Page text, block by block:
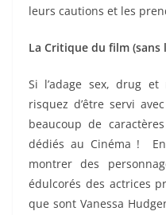
leurs cautions et les
La Critique du film (sans
Si l’adage sex, drug
risquez d’être servi
beaucoup de
dédiés au Cinéma !
montrer des
édulcorés des actrices
que sont Vanessa